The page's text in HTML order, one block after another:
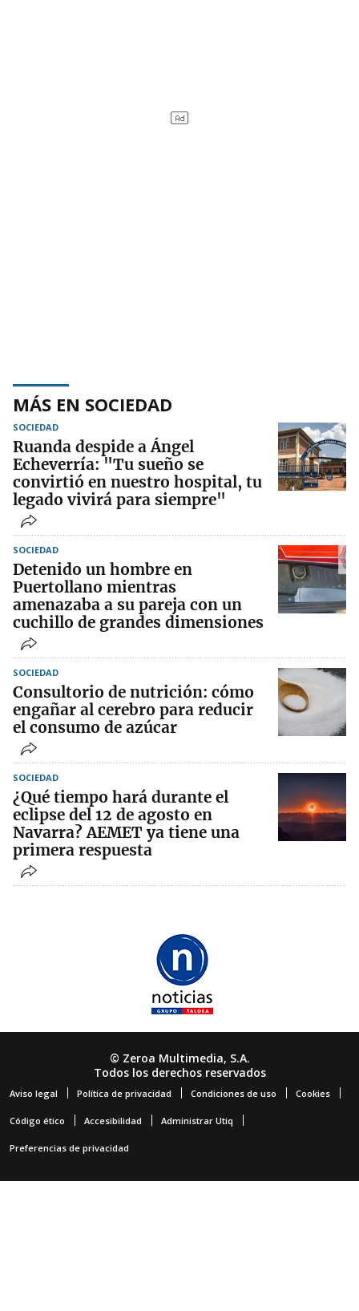
MÁS EN SOCIEDAD
SOCIEDAD
Ruanda despide a Ángel
Echeverría: "Tu sueño se
convirtió en nuestro hospital, tu
legado vivirá para siempre"
SOCIEDAD
Detenido un hombre en
Puertollano mientras
amenazaba a su pareja con un
cuchillo de grandes dimensiones
SOCIEDAD
Consultorio de nutrición: cómo
engañar al cerebro para reducir
el consumo de azúcar
SOCIEDAD
¿Qué tiempo hará durante el
eclipse del 12 de agosto en
Navarra? AEMET ya tiene una
primera respuesta
© Zeroa Multimedia, S.A.
Todos los derechos reservados
Aviso legal Política de privacidad Condiciones de uso Cookies
Código ético Accesibilidad Administrar Utiq
Preferencias de privacidad